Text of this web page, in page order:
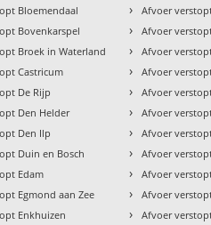
Bloemendaal
Bovenkarspel
Broek in Waterland
Castricum
De Rijp
Den Helder
Den Ilp
Duin en Bosch
Edam
Egmond aan Zee
Enkhuizen
› Afvoer
› Afvoer
› Afvoer
› Afvoer
› Afvoer
› Afvoer
› Afvoer
› Afvoer
› Afvoer
› Afvoer
› Afvoer